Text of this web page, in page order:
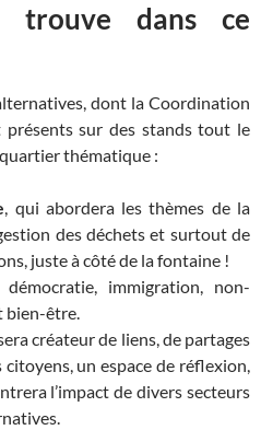
trouve dans ce
dont la Coordination
présents sur des stands tout le
thématique :
, qui abordera les thèmes de la
des déchets et surtout de
juste à côté de la fontaine !
démocratie, immigration, non-
bien-être.
créateur de liens, de partages
un espace de réflexion,
l’impact de divers secteurs